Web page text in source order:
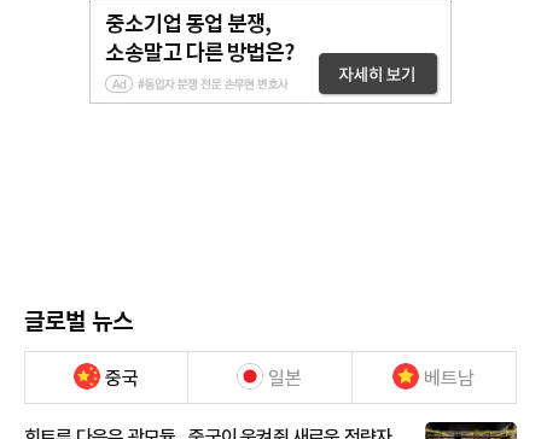
글로벌 뉴스
중국 일본 베트남